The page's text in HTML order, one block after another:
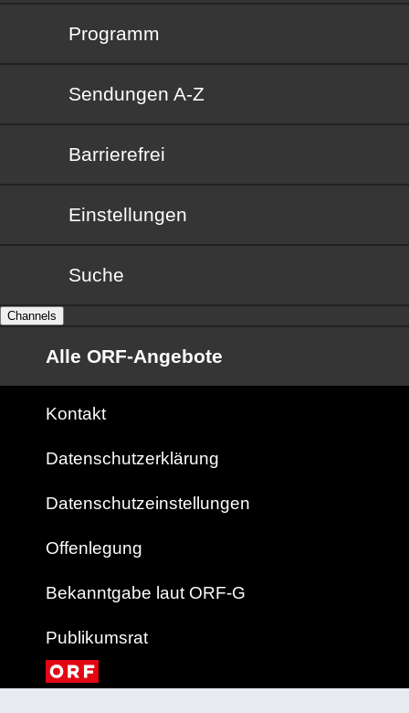
Programm
Sendungen von A bis Z
Sendungen A-Z
Barrierefrei
Barrierefrei
Einstellungen
Suche
Channels
Alle ORF-Angebote
Kontakt
Datenschutzerklärung
Datenschutzeinstellungen
Offenlegung
Bekanntgabe laut ORF-G
Publikumsrat